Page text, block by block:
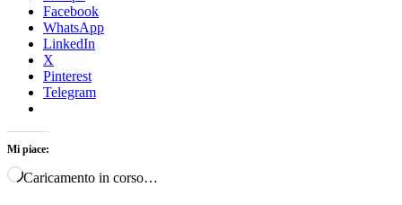
Facebook
WhatsApp
LinkedIn
X
Pinterest
Telegram
Mi piace:
Caricamento in corso…